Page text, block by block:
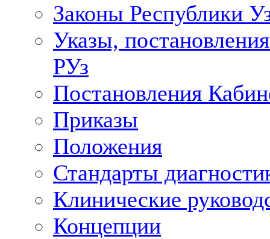
Законы Республики
Указы,
РУз
Постановления
Приказы
Положения
Стандарты
Клинические
Концепции